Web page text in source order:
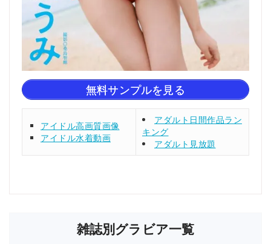
無料サンプルを見る
アイドル高画質画像
アイドル水着動画
アダルト日間作品ラン
キング
アダルト見放題
雑誌別グラビア一覧